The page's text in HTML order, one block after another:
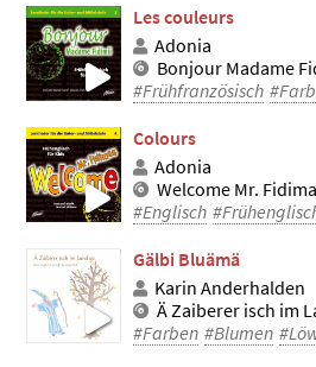
Les couleurs
Adonia
Bonjour Madame
#Frühfranzösisch
Colours
Adonia
Welcome Mr.
#Englisch
Gälbi Bluämä
Karin Anderhalden
Ä Zaiberer isch im
#Farben #Blumen